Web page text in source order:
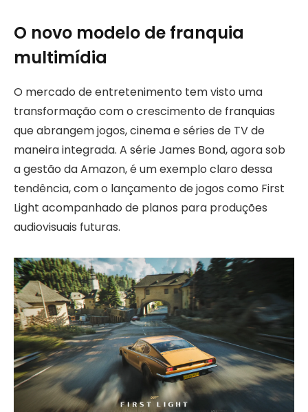
O novo modelo de franquia
multimídia
O mercado de entretenimento tem visto uma
transformação com o crescimento de franquias
que abrangem jogos, cinema e séries de TV de
maneira integrada. A série James Bond, agora sob
a gestão da Amazon, é um exemplo claro dessa
tendência, com o lançamento de jogos como First
Light acompanhado de planos para produções
audiovisuais futuras.